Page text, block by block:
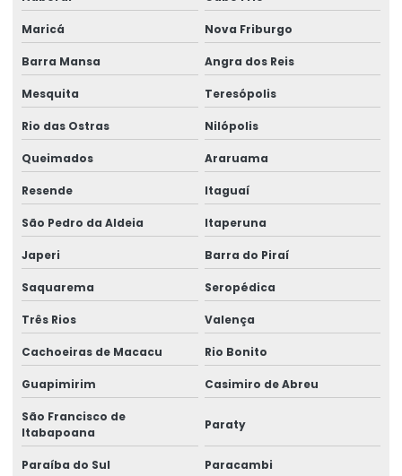
Equipamento Para Elevação De Cargas Até 250 Toneladas
Equipamentos swf krantechnik brasil
Esteira porta cabo para ponte rolante
Fabricação de caminho de rolamento
Fornecedores de cabo de aço
Fornecedores de talha elétrica
Freio para ponte rolante multimarcas
Gancho para ponte rolante
Importadora de equipamento swf
Importadora de peças ponte rolante multimarcas
Inspeção De Pontes Rolantes Conforme Abnt
Instalação de barramento blindado
Instalação De Pontes Rolantes Com Segurança
Maricá Nova Friburgo
Barra Mansa Angra dos Reis
Mesquita Teresópolis
Rio das Ostras Nilópolis
Queimados Araruama
Resende Itaguaí
São Pedro da Aldeia Itaperuna
Japeri Barra do Piraí
Saquarema Seropédica
Três Rios Valença
Cachoeiras de Macacu Rio Bonito
Guapimirim Casimiro de Abreu
São Francisco de
Itabapoana
Paraty
Paraíba do Sul Paracambi